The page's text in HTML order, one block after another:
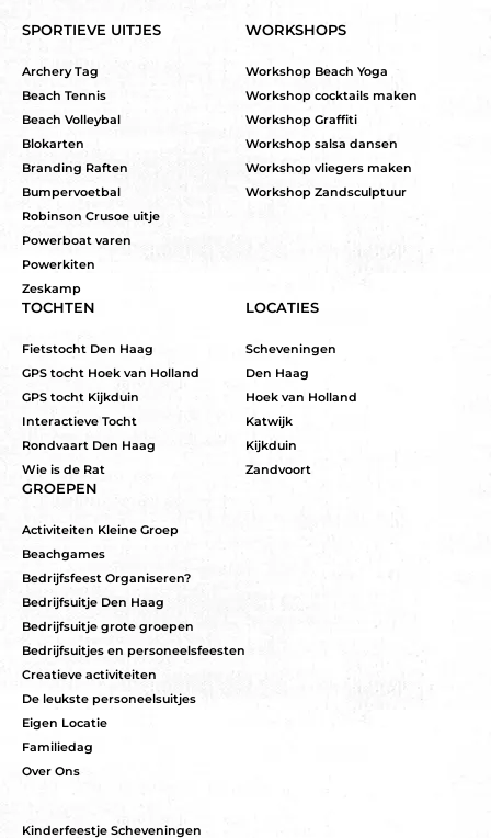
SPORTIEVE UITJES
Archery Tag
Beach Tennis
Beach Volleybal
Blokarten
Branding Raften
Bumpervoetbal
Robinson Crusoe uitje
Powerboat varen
Powerkiten
Zeskamp
WORKSHOPS
Workshop Beach Yoga
Workshop cocktails maken
Workshop Graffiti
Workshop salsa dansen
Workshop vliegers maken
Workshop Zandsculptuur
TOCHTEN
Fietstocht Den Haag
GPS tocht Hoek van Holland
GPS tocht Kijkduin
Interactieve Tocht
Rondvaart Den Haag
Wie is de Rat
LOCATIES
Scheveningen
Den Haag
Hoek van Holland
Katwijk
Kijkduin
Zandvoort
GROEPEN
Activiteiten Kleine Groep
Beachgames
Bedrijfsfeest Organiseren?
Bedrijfsuitje Den Haag
Bedrijfsuitje grote groepen
Bedrijfsuitjes en personeelsfeesten
Creatieve activiteiten
De leukste personeelsuitjes
Eigen Locatie
Familiedag
Over Ons
Kinderfeestje Scheveningen